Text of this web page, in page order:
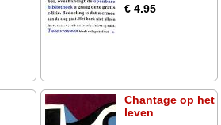
€ 4.95
Chantage op het
leven